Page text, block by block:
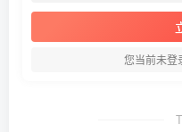
您当前未登